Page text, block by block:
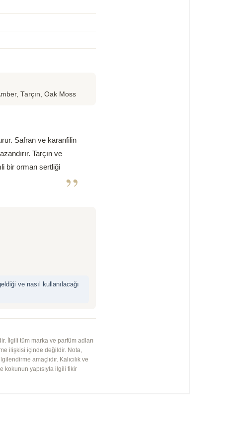
Tarçın, Oak Moss
Safran ve karanfilin
Tarçın ve
bir orman sertliği
”
ve nasıl kullanılacağı
İlgili tüm marka ve parfüm adları
ilişkisi içinde değildir. Nota,
amaçlıdır. Kalıcılık ve
kokunun yapısıyla ilgili fikir